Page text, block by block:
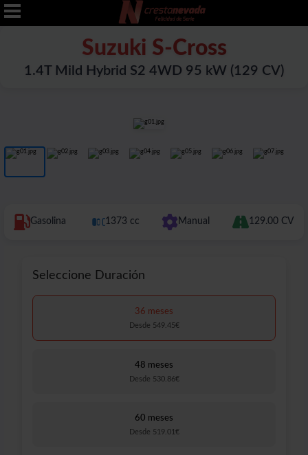
Suzuki S-Cross
1.4T Mild Hybrid S2 4WD 95 kW (129 CV)
Gasolina 1373 cc Manual 129.00 CV
Seleccione Duración
36 meses
Desde 549.45€
48 meses
Desde 530.86€
60 meses
Desde 519.01€